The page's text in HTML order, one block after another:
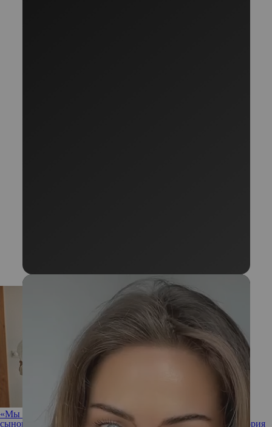
«Мы построили большой дом, чтобы муж встречался с
сыновьями не там, где живет бывшая супруга»: личная история